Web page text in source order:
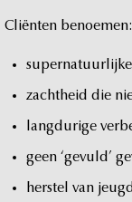
Cliënten benoemen:
supernatuurlijke
zachtheid die
langdurige
geen ‘gevuld’
herstel van